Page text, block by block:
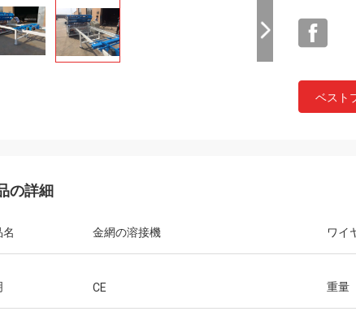
ベスト
の詳細
名 金網の溶接機 ワイ
CE 重量